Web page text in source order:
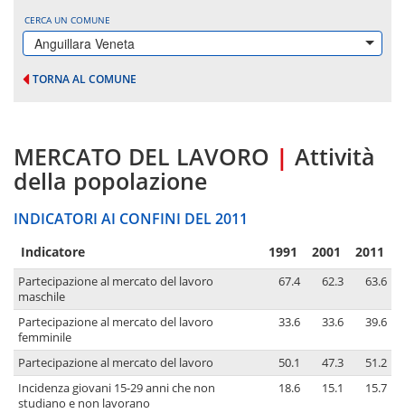
CERCA UN COMUNE
Anguillara Veneta
TORNA AL COMUNE
MERCATO DEL LAVORO | Attività
della popolazione
INDICATORI AI CONFINI DEL 2011
Indicatore 1991 2001 2011
Partecipazione al mercato del lavoro
maschile
67.4 62.3 63.6
Partecipazione al mercato del lavoro
femminile
33.6 33.6 39.6
Partecipazione al mercato del lavoro 50.1 47.3
51.2
Incidenza giovani 15-29 anni che non
studiano e non lavorano
18.6 15.1 15.7